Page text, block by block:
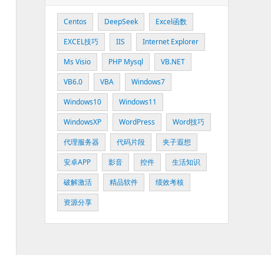
Centos DeepSeek
Excel函数
EXCEL技巧
IIS
Internet Explorer
Ms Visio
PHP Mysql
VB.NET
VB6.0
VBA
Windows7
Windows10
Windows11
WindowsXP
WordPress
Word技巧
代理服务器
代码片段
夹子遐想
安卓APP
影音 控件
生活知识
破解激活
精品软件
绩效考核
资源分享